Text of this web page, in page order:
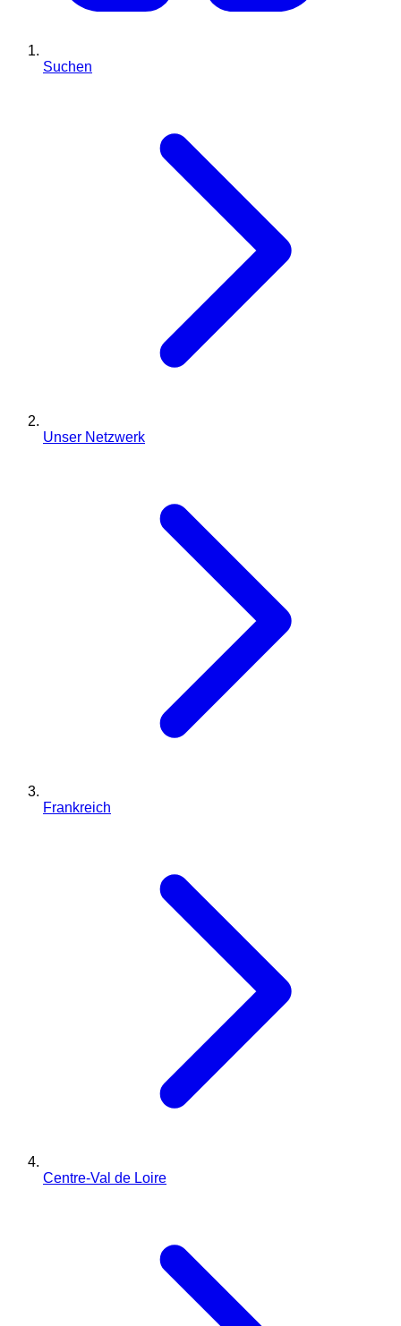
Suchen
Unser Netzwerk
Frankreich
Centre-Val de Loire